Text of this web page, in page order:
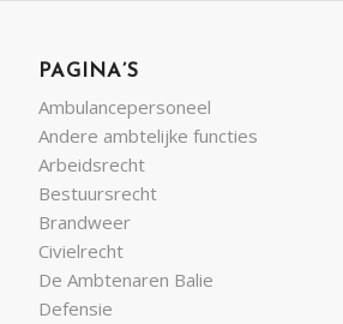
PAGINA’S
Ambulancepersoneel
Andere ambtelijke functies
Arbeidsrecht
Bestuursrecht
Brandweer
Civielrecht
De Ambtenaren Balie
Defensie